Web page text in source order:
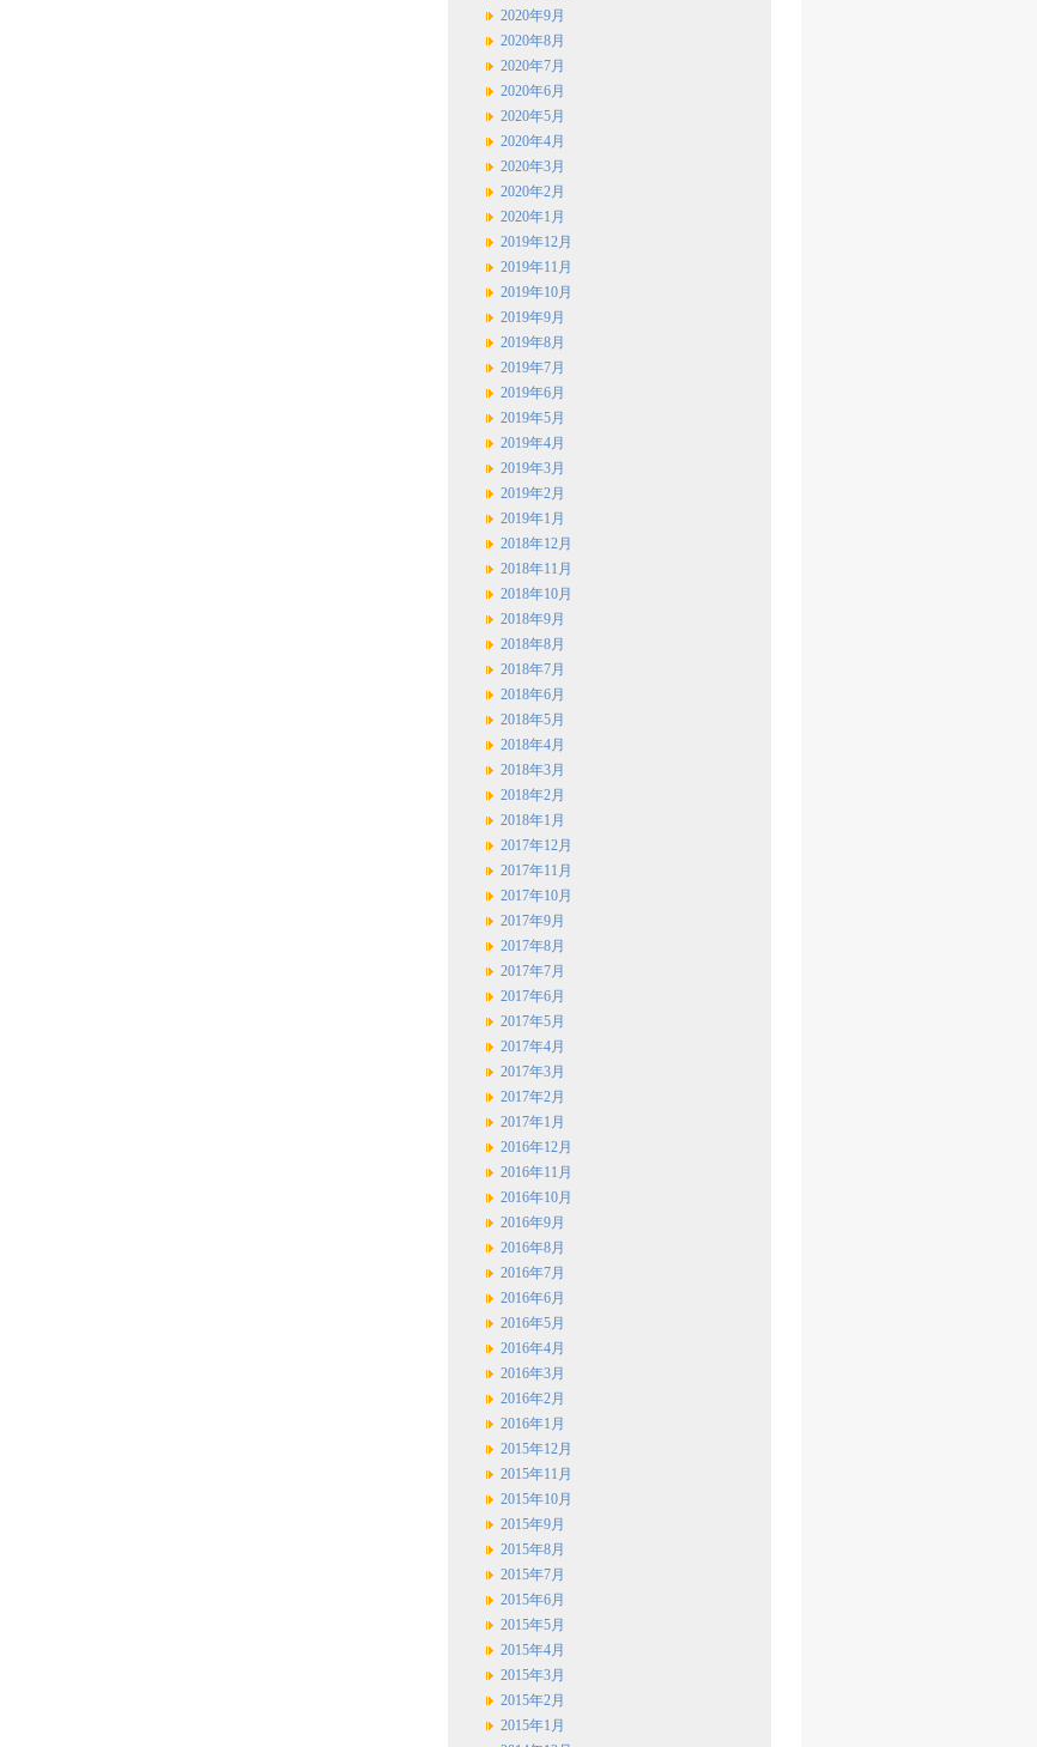
2020年9月
2020年8月
2020年7月
2020年6月
2020年5月
2020年4月
2020年3月
2020年2月
2020年1月
2019年12月
2019年11月
2019年10月
2019年9月
2019年8月
2019年7月
2019年6月
2019年5月
2019年4月
2019年3月
2019年2月
2019年1月
2018年12月
2018年11月
2018年10月
2018年9月
2018年8月
2018年7月
2018年6月
2018年5月
2018年4月
2018年3月
2018年2月
2018年1月
2017年12月
2017年11月
2017年10月
2017年9月
2017年8月
2017年7月
2017年6月
2017年5月
2017年4月
2017年3月
2017年2月
2017年1月
2016年12月
2016年11月
2016年10月
2016年9月
2016年8月
2016年7月
2016年6月
2016年5月
2016年4月
2016年3月
2016年2月
2016年1月
2015年12月
2015年11月
2015年10月
2015年9月
2015年8月
2015年7月
2015年6月
2015年5月
2015年4月
2015年3月
2015年2月
2015年1月